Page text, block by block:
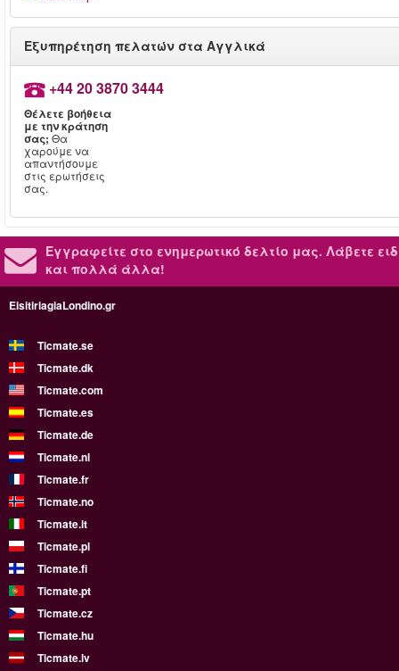
Εξυπηρέτηση πελατών στα Αγγλικά
+44 20 3870 3444
Θέλετε βοήθεια
με την κράτηση
σας; Θα
χαρούμε να
απαντήσουμε
στις ερωτήσεις
σας.
Εγγραφείτε στο ενημερωτικό δελτίο μας. Λάβετε
και πολλά άλλα!
EisitiriagiaLondino.gr
Ticmate.se
Ticmate.dk
Ticmate.com
Ticmate.es
Ticmate.de
Ticmate.nl
Ticmate.fr
Ticmate.no
Ticmate.it
Ticmate.pl
Ticmate.fi
Ticmate.pt
Ticmate.cz
Ticmate.hu
Ticmate.lv